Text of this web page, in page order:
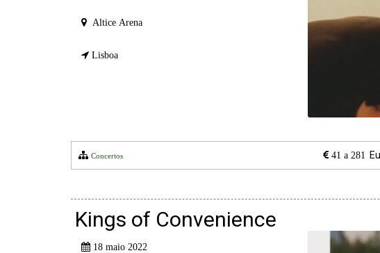
Altice Arena
Lisboa
Concertos 41 a 281
Kings of Convenience
18 maio 2022